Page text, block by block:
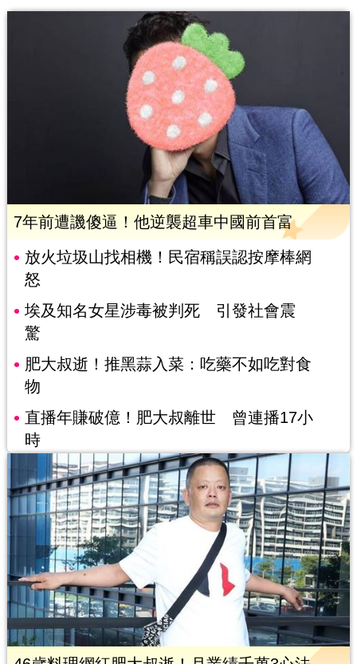
7年前遭譏傻逼！他逆襲超車中國前首富
放火垃圾山找相機！民宿稱誤認按摩棒網
怒
埃及知名女星涉毒被判死 引發社會震
驚
肥大叔逝！推黑蒜入菜：吃藥不如吃對食
物
直播年賺破億！肥大叔離世 曾連播17小
時